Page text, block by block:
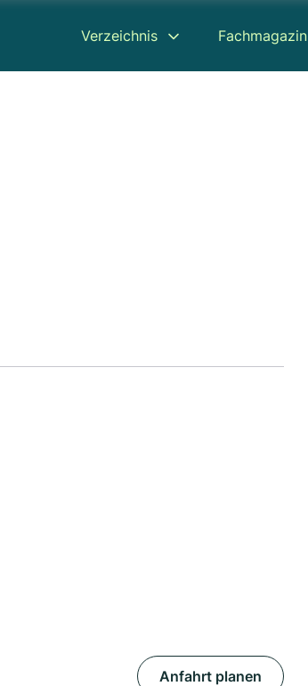
Verzeichnis Fachmagazin
Anfahrt planen